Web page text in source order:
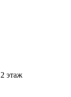
этаж